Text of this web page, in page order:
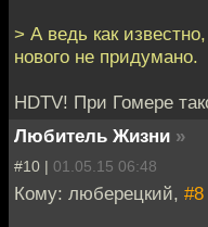
> А ведь как
нового не придумано.
HDTV! При Гомере
Любитель Жизни »
#10 | 01.05.15 06:48
Кому: люберецкий, #8